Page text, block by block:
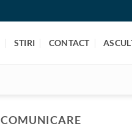
STIRI CONTACT
COMUNICARE